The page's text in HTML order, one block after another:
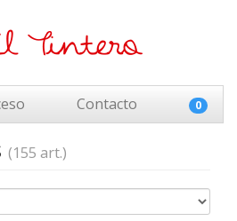
Contacto 0
(155 art.)